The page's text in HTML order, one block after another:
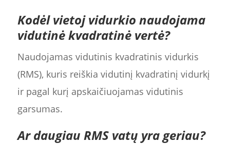
Kodėl vietoj vidurkio naudojama
vidutinė kvadratinė vertė?
Naudojamas vidutinis kvadratinis vidurkis
(RMS), kuris reiškia vidutinį kvadratinį vidurkį
ir pagal kurį apskaičiuojamas vidutinis
garsumas.
Ar daugiau RMS vatų yra geriau?